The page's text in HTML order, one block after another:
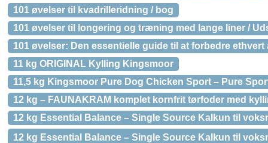
101 øvelser til kvadrilleridning / bog
101 øvelser til longering og træning med lange liner /
101 øvelser: Den essentielle guide til at forbedre
11 kg ORIGINAL Kylling Kingsmoor
11,5 kg Kingsmoor Pure Dog Chicken Sport – Pure
12 kg – FAUNAKRAM komplet kornfrit tørfoder med
12 kg Essential Balance – Single Source Kalkun til
12 kg Essential Balance – Single Source Kalkun til